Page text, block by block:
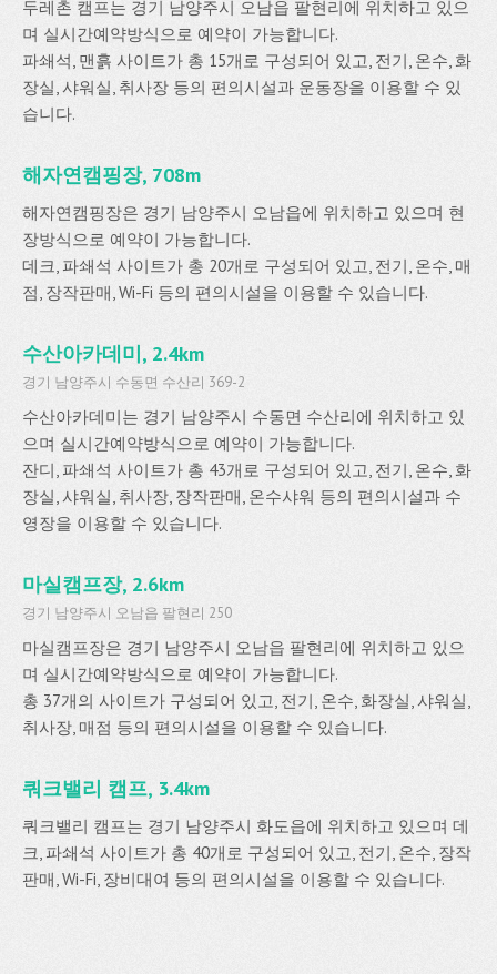
두레촌 캠프는 경기 남양주시 오남읍 팔현리에 위치하고 있으
며 실시간예약방식으로 예약이 가능합니다.
파쇄석, 맨흙 사이트가 총 15개로 구성되어 있고, 전기, 온수, 화
장실, 샤워실, 취사장 등의 편의시설과 운동장을 이용할 수 있
습니다.
해자연캠핑장, 708m
해자연캠핑장은 경기 남양주시 오남읍에 위치하고 있으며 현
장방식으로 예약이 가능합니다.
데크, 파쇄석 사이트가 총 20개로 구성되어 있고, 전기, 온수, 매
점, 장작판매, Wi-Fi 등의 편의시설을 이용할 수 있습니다.
수산아카데미, 2.4km
경기 남양주시 수동면 수산리 369-2
수산아카데미는 경기 남양주시 수동면 수산리에 위치하고 있
으며 실시간예약방식으로 예약이 가능합니다.
잔디, 파쇄석 사이트가 총 43개로 구성되어 있고, 전기, 온수, 화
장실, 샤워실, 취사장, 장작판매, 온수샤워 등의 편의시설과 수
영장을 이용할 수 있습니다.
마실캠프장, 2.6km
경기 남양주시 오남읍 팔현리 250
마실캠프장은 경기 남양주시 오남읍 팔현리에 위치하고 있으
며 실시간예약방식으로 예약이 가능합니다.
총 37개의 사이트가 구성되어 있고, 전기, 온수, 화장실, 샤워실,
취사장, 매점 등의 편의시설을 이용할 수 있습니다.
쿼크밸리 캠프, 3.4km
쿼크밸리 캠프는 경기 남양주시 화도읍에 위치하고 있으며 데
크, 파쇄석 사이트가 총 40개로 구성되어 있고, 전기, 온수, 장작
판매, Wi-Fi, 장비대여 등의 편의시설을 이용할 수 있습니다.